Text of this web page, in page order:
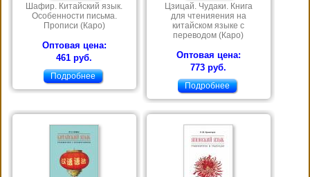
Шафир. Китайский язык.
Особенности письма.
Прописи (Каро)
Оптовая цена:
461 руб.
Подробнее
Цзицай. Чудаки. Книга
для чтенияения на
китайском языке с
переводом (Каро)
Оптовая цена:
773 руб.
Подробнее